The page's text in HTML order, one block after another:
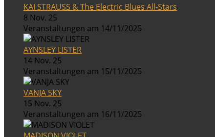
KAI STRAUSS & The Electric Blues All-Stars
8 Nov. 25
Veranstaltungen am 14/11/2025
AYNSLEY LISTER
14 Nov. 25
Veranstaltungen am 15/11/2025
VANJA SKY
15 Nov. 25
Veranstaltungen am 16/11/2025